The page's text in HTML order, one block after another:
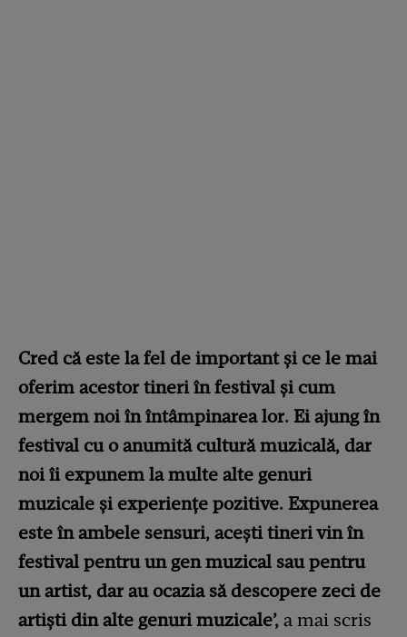
Cred că este la fel de important și ce le mai
oferim acestor tineri în festival și cum
mergem noi în întâmpinarea lor. Ei ajung în
festival cu o anumită cultură muzicală, dar
noi îi expunem la multe alte genuri
muzicale și experiențe pozitive. Expunerea
este în ambele sensuri, acești tineri vin în
festival pentru un gen muzical sau pentru
un artist, dar au ocazia să descopere zeci de
artiști din alte genuri muzicale’, a mai scris